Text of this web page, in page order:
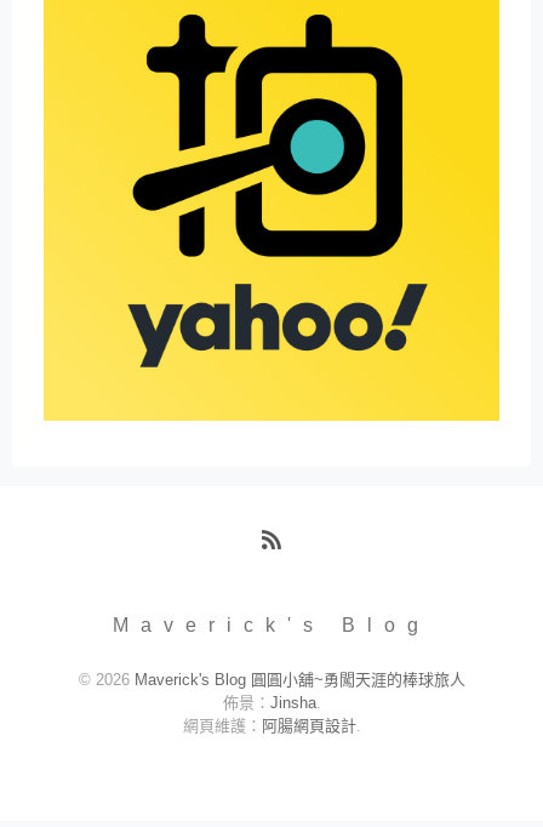
Maverick's Blog
© 2026 Maverick's Blog 圓圓小舖~勇闖天涯的棒球旅人
佈景： Jinsha.
網頁維護： 阿腸網頁設計.